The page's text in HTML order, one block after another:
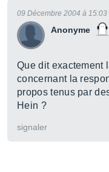
Anonyme
09 Décembre 2004 à 15:03
Que dit exactement
concernant la
propos tenus par
Hein ?
signaler